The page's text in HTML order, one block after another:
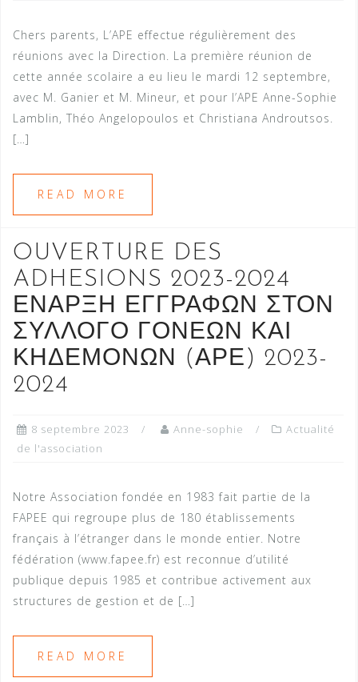
Chers parents, L’APE effectue régulièrement des
réunions avec la Direction. La première réunion de
cette année scolaire a eu lieu le mardi 12 septembre,
avec M. Ganier et M. Mineur, et pour l’APE Anne-Sophie
Lamblin, Théo Angelopoulos et Christiana Androutsos.
[…]
READ MORE
OUVERTURE DES
ADHESIONS 2023-2024
ΕΝΑΡΞΗ ΕΓΓΡΑΦΩΝ ΣΤΟΝ
ΣΥΛΛΟΓΟ ΓΟΝΕΩΝ ΚΑΙ
ΚΗΔΕΜΟΝΩΝ (ΑΡΕ) 2023-
2024
8 septembre 2023 Anne-sophie
Actualité
de l'association
Notre Association fondée en 1983 fait partie de la
FAPEE qui regroupe plus de 180 établissements
français à l’étranger dans le monde entier. Notre
fédération (www.fapee.fr) est reconnue d’utilité
publique depuis 1985 et contribue activement aux
structures de gestion et de […]
READ MORE